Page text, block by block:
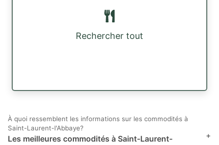
Rechercher tout
À quoi ressemblent les informations sur les commodités à
Saint-Laurent-l'Abbaye?
Les meilleures commodités à Saint-Laurent-
+